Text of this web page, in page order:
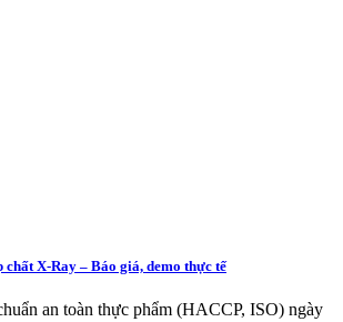
X-Ray – Báo giá, demo thực tế
an toàn thực phẩm (HACCP, ISO) ngày